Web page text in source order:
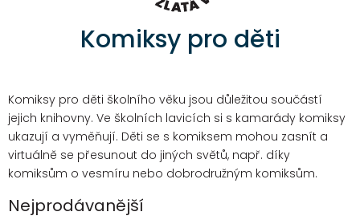
Komiksy pro děti
Komiksy pro děti školního věku jsou důležitou součástí
jejich knihovny. Ve školních lavicích si s kamarády komiksy
ukazují a vyměňují. Děti se s komiksem mohou zasnít a
virtuálně se přesunout do jiných světů, např. díky
komiksům o vesmíru nebo dobrodružným komiksům.
Nejprodávanější